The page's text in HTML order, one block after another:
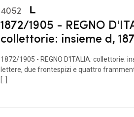
4052
1872/1905 - REGNO
collettorie: insieme d,
1872/1905 - REGNO D'ITALIA: collettorie:
lettere, due frontespizi e quattro